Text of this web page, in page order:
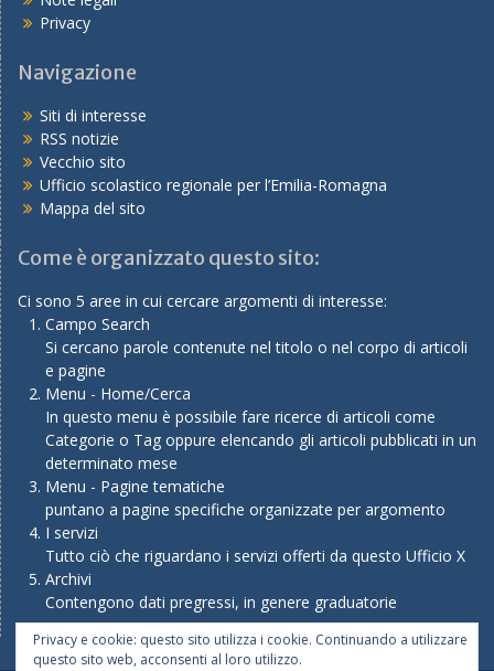
Privacy
Navigazione
Siti di interesse
RSS notizie
Vecchio sito
Ufficio scolastico regionale per l’Emilia-Romagna
Mappa del sito
Come è organizzato questo sito:
Ci sono 5 aree in cui cercare argomenti di interesse:
Campo Search
Si cercano parole contenute nel titolo o nel corpo di articoli
e pagine
Menu - Home/Cerca
In questo menu è possibile fare ricerce di articoli come
Categorie o Tag oppure elencando gli articoli pubblicati in un
determinato mese
Menu - Pagine tematiche
puntano a pagine specifiche organizzate per argomento
I servizi
Tutto ciò che riguardano i servizi offerti da questo Ufficio X
Archivi
Contengono dati pregressi, in genere graduatorie
Privacy e cookie: questo sito utilizza i cookie. Continuando a utilizzare
questo sito web, acconsenti al loro utilizzo.